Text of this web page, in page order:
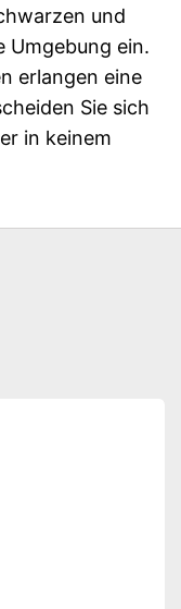
und
Umgebung ein.
erlangen eine
Sie sich
in keinem